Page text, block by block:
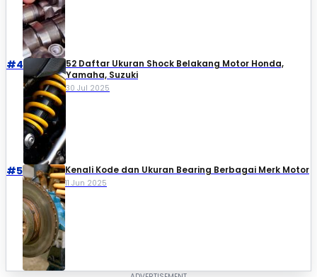
#4
52 Daftar Ukuran Shock Belakang Motor Honda,
Yamaha, Suzuki​
30 Jul 2025
#5 Kenali Kode dan Ukuran Bearing Berbagai Merk Motor
11 Jun 2025